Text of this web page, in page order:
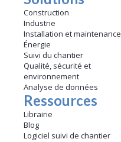
Construction
Industrie
Installation et maintenance
Énergie
Suivi du chantier
Qualité, sécurité et
environnement
Analyse de données
Ressources
Librairie
Blog
Logiciel suivi de chantier